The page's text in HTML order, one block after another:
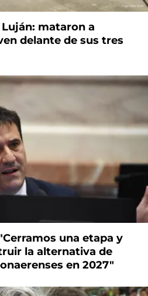
mataron a
delante de sus tres
una etapa y
la alternativa de
en 2027"